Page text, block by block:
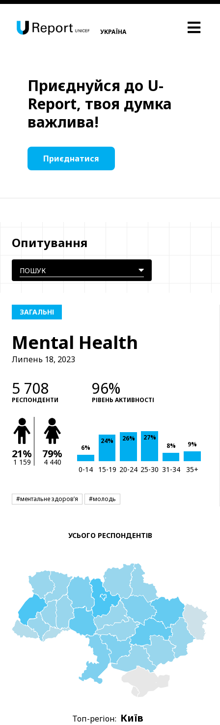
УКРАЇНА
Приєднуйся до U-
Report, твоя думка
важлива!
Приєднатися
Опитування
ЗАГАЛЬНІ
Mental Health
Липень 18, 2023
5 708
РЕСПОНДЕНТИ
96%
РІВЕНЬ АКТИВНОСТІ
21%
1 159
79%
4 440
6%
24% 26%
27%
8%
9%
0-14 15-19 20-24 25-30 31-34 35+
#ментальне здоров’я #молодь
УСЬОГО РЕСПОНДЕНТІВ
Топ-регіон: Київ